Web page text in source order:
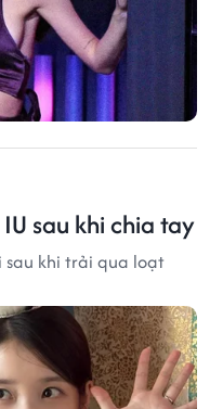
sau khi chia tay
sau khi trải qua loạt